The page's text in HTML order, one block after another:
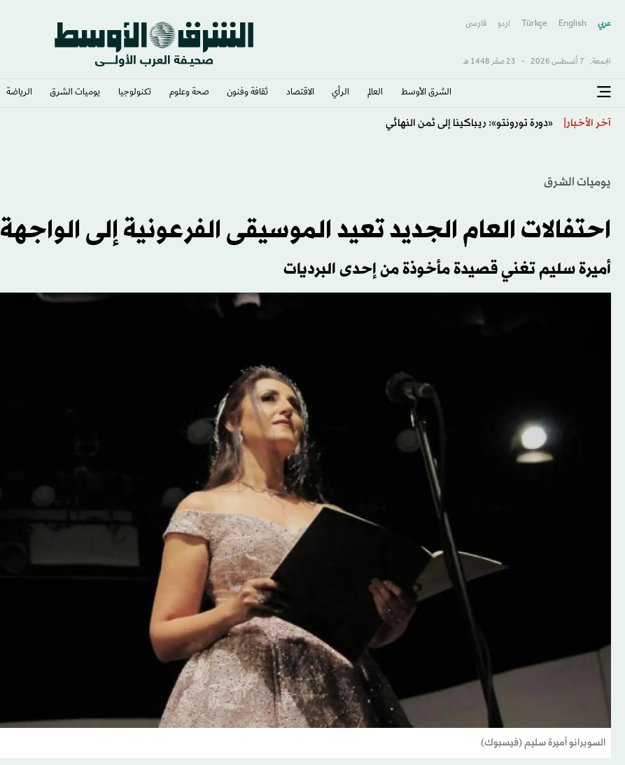
عربي English
Türkçe اردو فارسى
الجمعة, 7 أغسطس 2026 - 23 صفَر 1448 هـ
الشرق الأوسط​ العالم الرأي الاقتصاد ثقافة وفنون صحة وعلوم تكنولوجيا يوميات الشرق​ الرياضة
آخر الأخبار
يوميات الشرق
احتفالات العام الجديد تعيد الموسيقى الفرعونية إلى الواجهة
أميرة سليم تغني قصيدة مأخوذة من إحدى البرديات
السوبرانو أميرة سليم (فيسبوك)